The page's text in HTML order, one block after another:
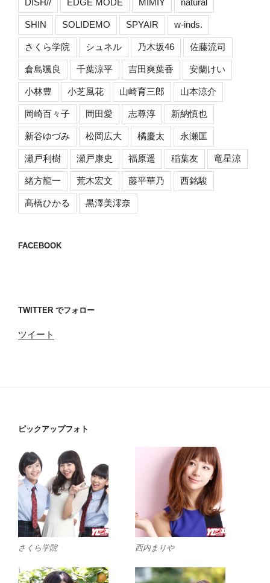
DISH// EDGE MODE MIMIY natural
SHIN SOLIDEMO SPYAIR w-inds.
さくら学院 シュネル 乃木坂46 佐藤流司
倉島颯良 千葉涼平 吉田爽葉香 安蘭けい
小林豊 小芝風花 山崎育三郎 山本涼介
岡崎百々子 岡田愛 志尊淳 新納慎也
新谷ゆづみ 松岡広大 橘慶太 永瀬匡
瀬戸利樹 瀬戸康史 福原遥 稲葉友 竜星涼
緒方龍一 荒木宏文 藤平華乃 西銘駿
髙橋ひかる 黒澤美澪奈
FACEBOOK
TWITTER でフォロー
ツイート
ピックアップフォト
さくら学院 西内まりや